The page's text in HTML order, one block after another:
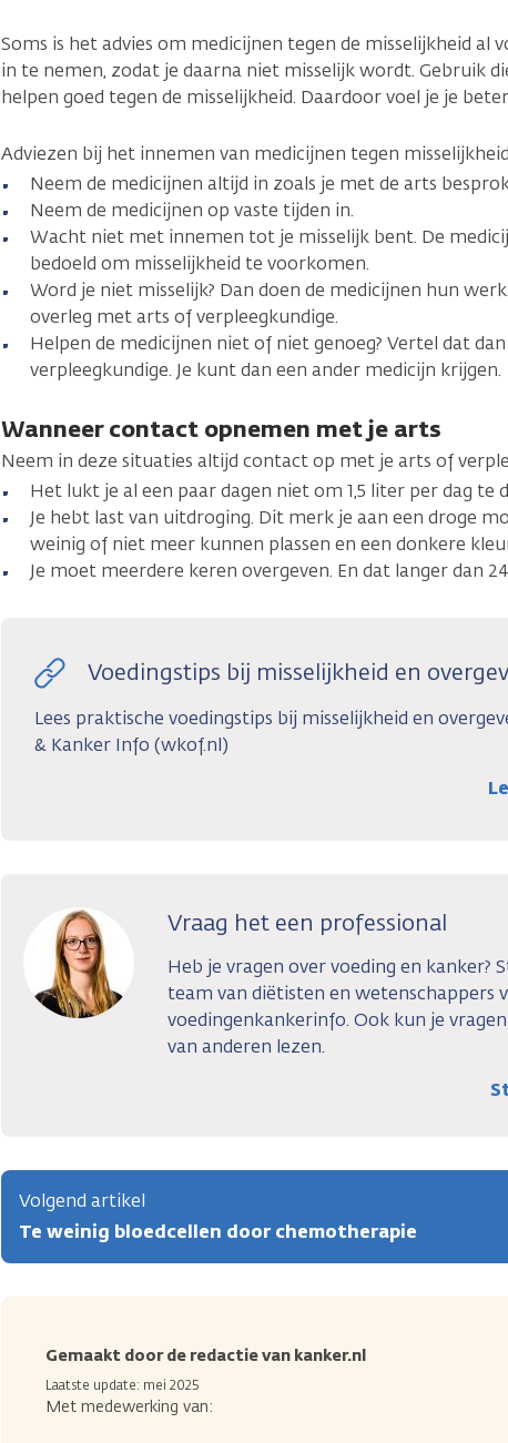
Soms is het advies om medicijnen tegen de misselijkheid al
in te nemen, zodat je daarna niet misselijk wordt. Gebruik
helpen goed tegen de misselijkheid. Daardoor voel je je
Adviezen bij het innemen van medicijnen tegen
Neem de medicijnen altijd in zoals je met de arts
Neem de medicijnen op vaste tijden in.
Wacht niet met innemen tot je misselijk bent. De
bedoeld om misselijkheid te voorkomen.
Word je niet misselijk? Dan doen de medicijnen hun
overleg met arts of verpleegkundige.
Helpen de medicijnen niet of niet genoeg? Vertel dat
verpleegkundige. Je kunt dan een ander medicijn krijgen.
Wanneer contact opnemen met je arts
Neem in deze situaties altijd contact op met je arts of
Het lukt je al een paar dagen niet om 1,5 liter per dag te
Je hebt last van uitdroging. Dit merk je aan een droge
weinig of niet meer kunnen plassen en een donkere
Je moet meerdere keren overgeven. En dat langer dan
Voedingstips bij misselijkheid en
Lees praktische voedingstips bij misselijkheid en
& Kanker Info (wkof.nl)
Vraag het een professional
Heb je vragen over voeding en kanker?
team van diëtisten en wetenschappers
voedingenkankerinfo. Ook kun je
van anderen lezen.
Volgend artikel
Te weinig bloedcellen door chemotherapie
Gemaakt door de redactie van kanker.nl
Laatste update: mei 2025
Met medewerking van: